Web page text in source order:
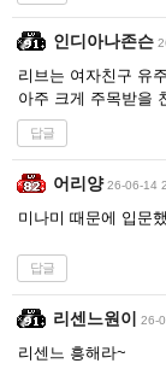
인디아나존슨
리브는 여자친구 유
아주 크게 주목받을
답글
어리양 26-06-14
미나미 때문에 입문
답글
리센느원이 26-
리센느 흥해라~